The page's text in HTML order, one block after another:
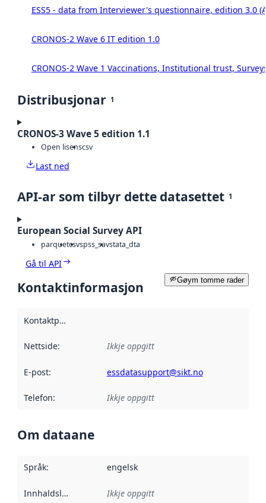
ESS5 - data from Interviewer's questionnaire, edition 3.0
CRONOS-2 Wave 6 IT edition 1.0
CRONOS-2 Wave 1 Vaccinations, Institutional trust,
Distribusjonar 1
CRONOS-3 Wave 5 edition 1.1
Open lisenscsv
Last ned
API-ar som tilbyr dette datasettet 1
European Social Survey API
parquetcsvspss_savstata_dta
Gå til API
Gøym tomme rader
Kontaktinformasjon
Kontaktpunkt
Nettside: Ikkje oppgitt
E-post: essdatasupport@sikt.no
Telefon: Ikkje oppgitt
Om dataane
Språk: engelsk
Innhaldsleverandørar :
Ikkje oppgitt